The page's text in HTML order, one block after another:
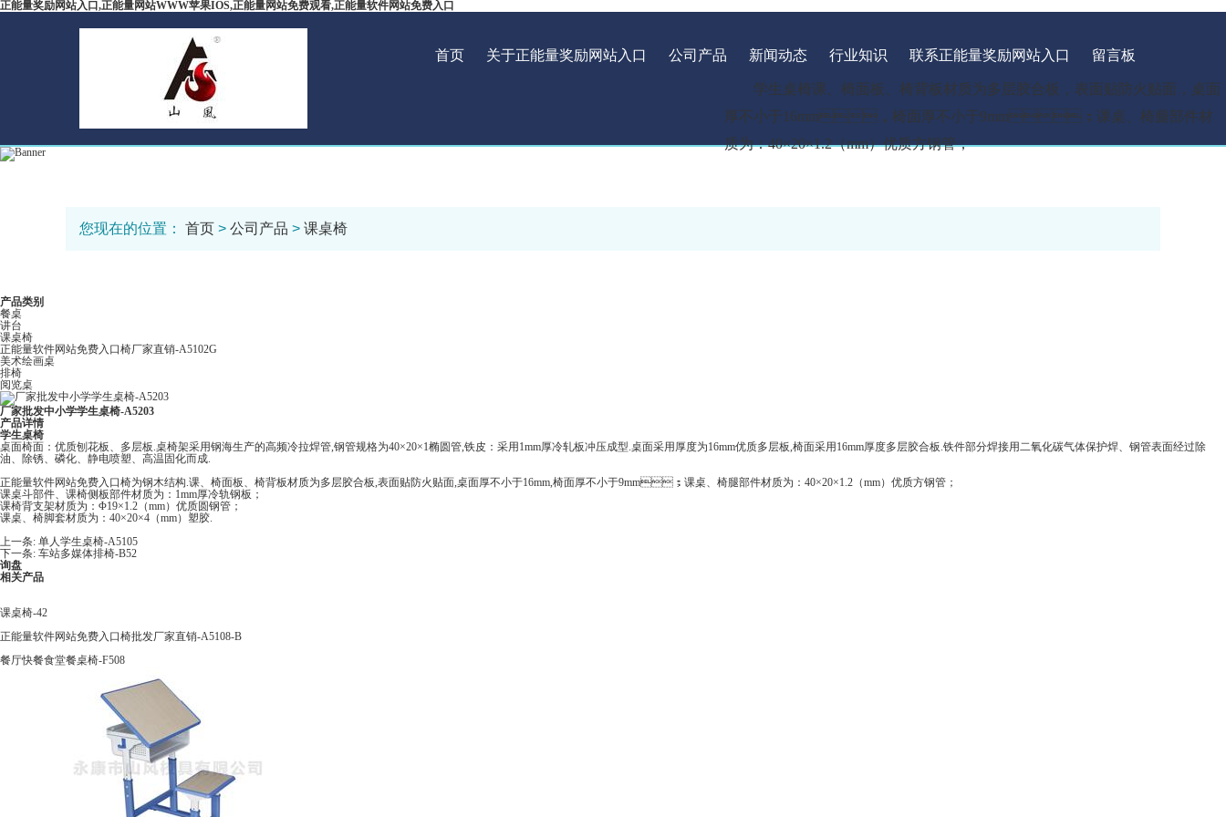
正能量奖励网站入口,正能量网站WWW苹果IOS,正能量网站免费观看,正能量软件网站免费入口
首页 关于正能量奖励网站入口 公司产品 新闻动态 行业知识 联系正能量奖励网站入口 留言板
您现在的位置： 首页 > 公司产品 > 课桌椅
产品类别
餐桌
讲台
课桌椅
正能量软件网站免费入口椅厂家直销-A5102G
美术绘画桌
排椅
阅览桌
学生桌椅课、椅面板、椅背板材质为多层胶合板，表面贴防火贴面，桌面
厚不小于16mm，椅面厚不小于9mm；课桌、椅腿部件材
质为：40×20×1.2（mm）优质方钢管；
厂家批发中小学学生桌椅-A5203
产品详情
学生桌椅
桌面椅面：优质刨花板、多层板.桌椅架采用钢海生产的高频冷拉焊管,钢管规格为40×20×1椭圆管,铁皮：采用1mm厚冷轧板冲压成型.桌面采用厚度为16mm优质多层板,椅面采用16mm厚度多层胶合板.铁件部分焊接用二氧化碳气体保护焊、钢管表面经过除
油、除锈、磷化、静电喷塑、高温固化而成.
正能量软件网站免费入口椅为钢木结构.课、椅面板、椅背板材质为多层胶合板,表面贴防火贴面,桌面厚不小于16mm,椅面厚不小于9mm；课桌、椅腿部件材质为：40×20×1.2（mm）优质方钢管；
课桌斗部件、课椅侧板部件材质为：1mm厚冷轨钢板；
课椅背支架材质为：Φ19×1.2（mm）优质圆钢管；
课桌、椅脚套材质为：40×20×4（mm）塑胶.
上一条: 单人学生桌椅-A5105
下一条: 车站多媒体排椅-B52
询盘
相关产品
课桌椅-42
正能量软件网站免费入口椅批发厂家直销-A5108-B
餐厅快餐食堂餐桌椅-F508